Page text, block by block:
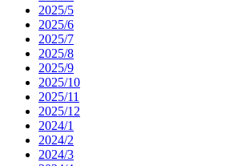
2025/5
2025/6
2025/7
2025/8
2025/9
2025/10
2025/11
2025/12
2024/1
2024/2
2024/3